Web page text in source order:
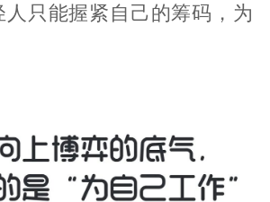
只能握紧自己的筹码，为